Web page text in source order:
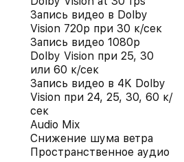
Запись видео в Dolby
Vision 720p при 30 к/сек
Запись видео 1080p
Dolby Vision при 25, 30
или 60 к/сек
Запись видео в 4K Dolby
Vision при 24, 25, 30, 60 к/
сек
Audio Mix
Снижение шума ветра
Пространственное аудио